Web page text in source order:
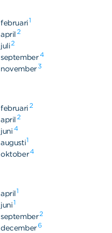
februari1
april 2
juli2
september4
november3
februari 2
april 2
juni 4
augusti1
oktober4
april1
juni1
september2
december6